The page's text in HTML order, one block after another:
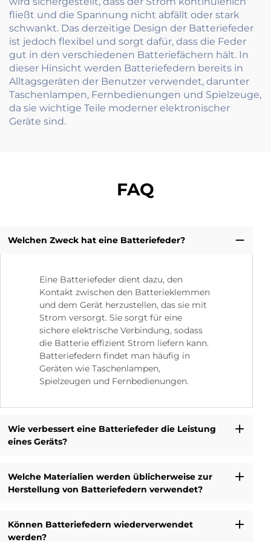
fließt und die Spannung nicht abfällt oder stark
schwankt. Das derzeitige Design der Batteriefeder
ist jedoch flexibel und sorgt dafür, dass die Feder
gut in den verschiedenen Batteriefächern hält. In
dieser Hinsicht werden Batteriefedern bereits in
Alltagsgeräten der Benutzer verwendet, darunter
Taschenlampen, Fernbedienungen und Spielzeuge,
da sie wichtige Teile moderner elektronischer
Geräte sind.
FAQ
Welchen Zweck hat eine Batteriefeder?
Eine Batteriefeder dient dazu, den
Kontakt zwischen den Batterieklemmen
und dem Gerät herzustellen, das sie mit
Strom versorgt. Sie sorgt für eine
sichere elektrische Verbindung, sodass
die Batterie effizient Strom liefern kann.
Batteriefedern findet man häufig in
Geräten wie Taschenlampen,
Spielzeugen und Fernbedienungen.
Wie verbessert eine Batteriefeder die Leistung
eines Geräts?
Welche Materialien werden üblicherweise zur
Herstellung von Batteriefedern verwendet?
Können Batteriefedern wiederverwendet
werden?